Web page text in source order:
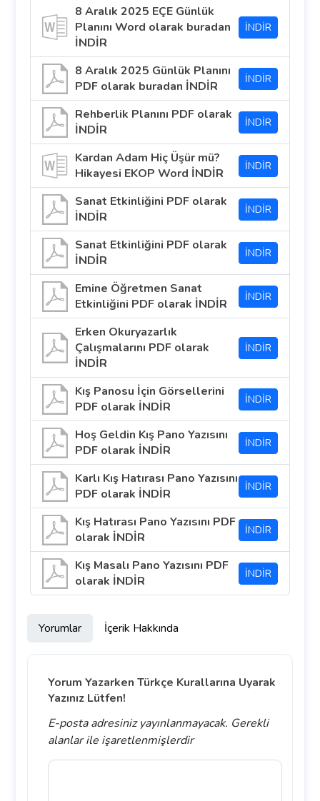
8 Aralık 2025 EÇE Günlük
Planını Word olarak buradan
İNDİR
İNDİR
8 Aralık 2025 Günlük Planını
PDF olarak buradan İNDİR
İNDİR
Rehberlik Planını PDF olarak
İNDİR
İNDİR
Kardan Adam Hiç Üşür mü?
Hikayesi EKOP Word İNDİR
İNDİR
Sanat Etkinliğini PDF olarak
İNDİR
İNDİR
Sanat Etkinliğini PDF olarak
İNDİR
İNDİR
Emine Öğretmen Sanat
Etkinliğini PDF olarak İNDİR
İNDİR
Erken Okuryazarlık
Çalışmalarını PDF olarak
İNDİR
İNDİR
Kış Panosu İçin Görsellerini
PDF olarak İNDİR
İNDİR
Hoş Geldin Kış Pano Yazısını
PDF olarak İNDİR
İNDİR
Karlı Kış Hatırası Pano Yazısını
PDF olarak İNDİR
İNDİR
Kış Hatırası Pano Yazısını PDF
olarak İNDİR
İNDİR
Kış Masalı Pano Yazısını PDF
olarak İNDİR
İNDİR
Yorumlar İçerik Hakkında
Yorum Yazarken Türkçe Kurallarına Uyarak
Yazınız Lütfen!
E-posta adresiniz yayınlanmayacak. Gerekli
alanlarile işaretlenmişlerdir